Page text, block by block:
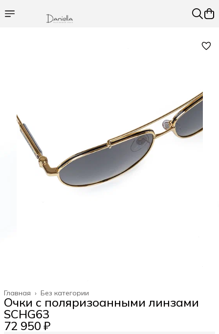
Без категории
Главная ›
Очки с поляризоанными линзами
SCHG63
72 950 ₽